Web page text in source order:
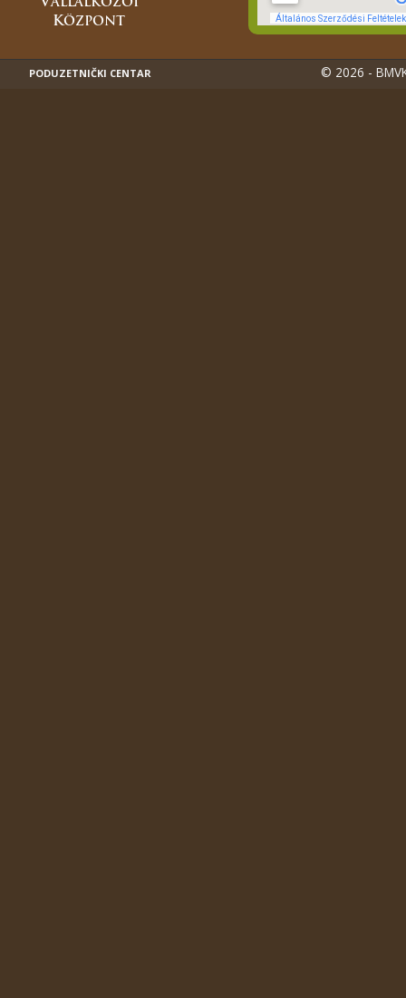
PODUZETNIČKI CENTAR © 2026 -